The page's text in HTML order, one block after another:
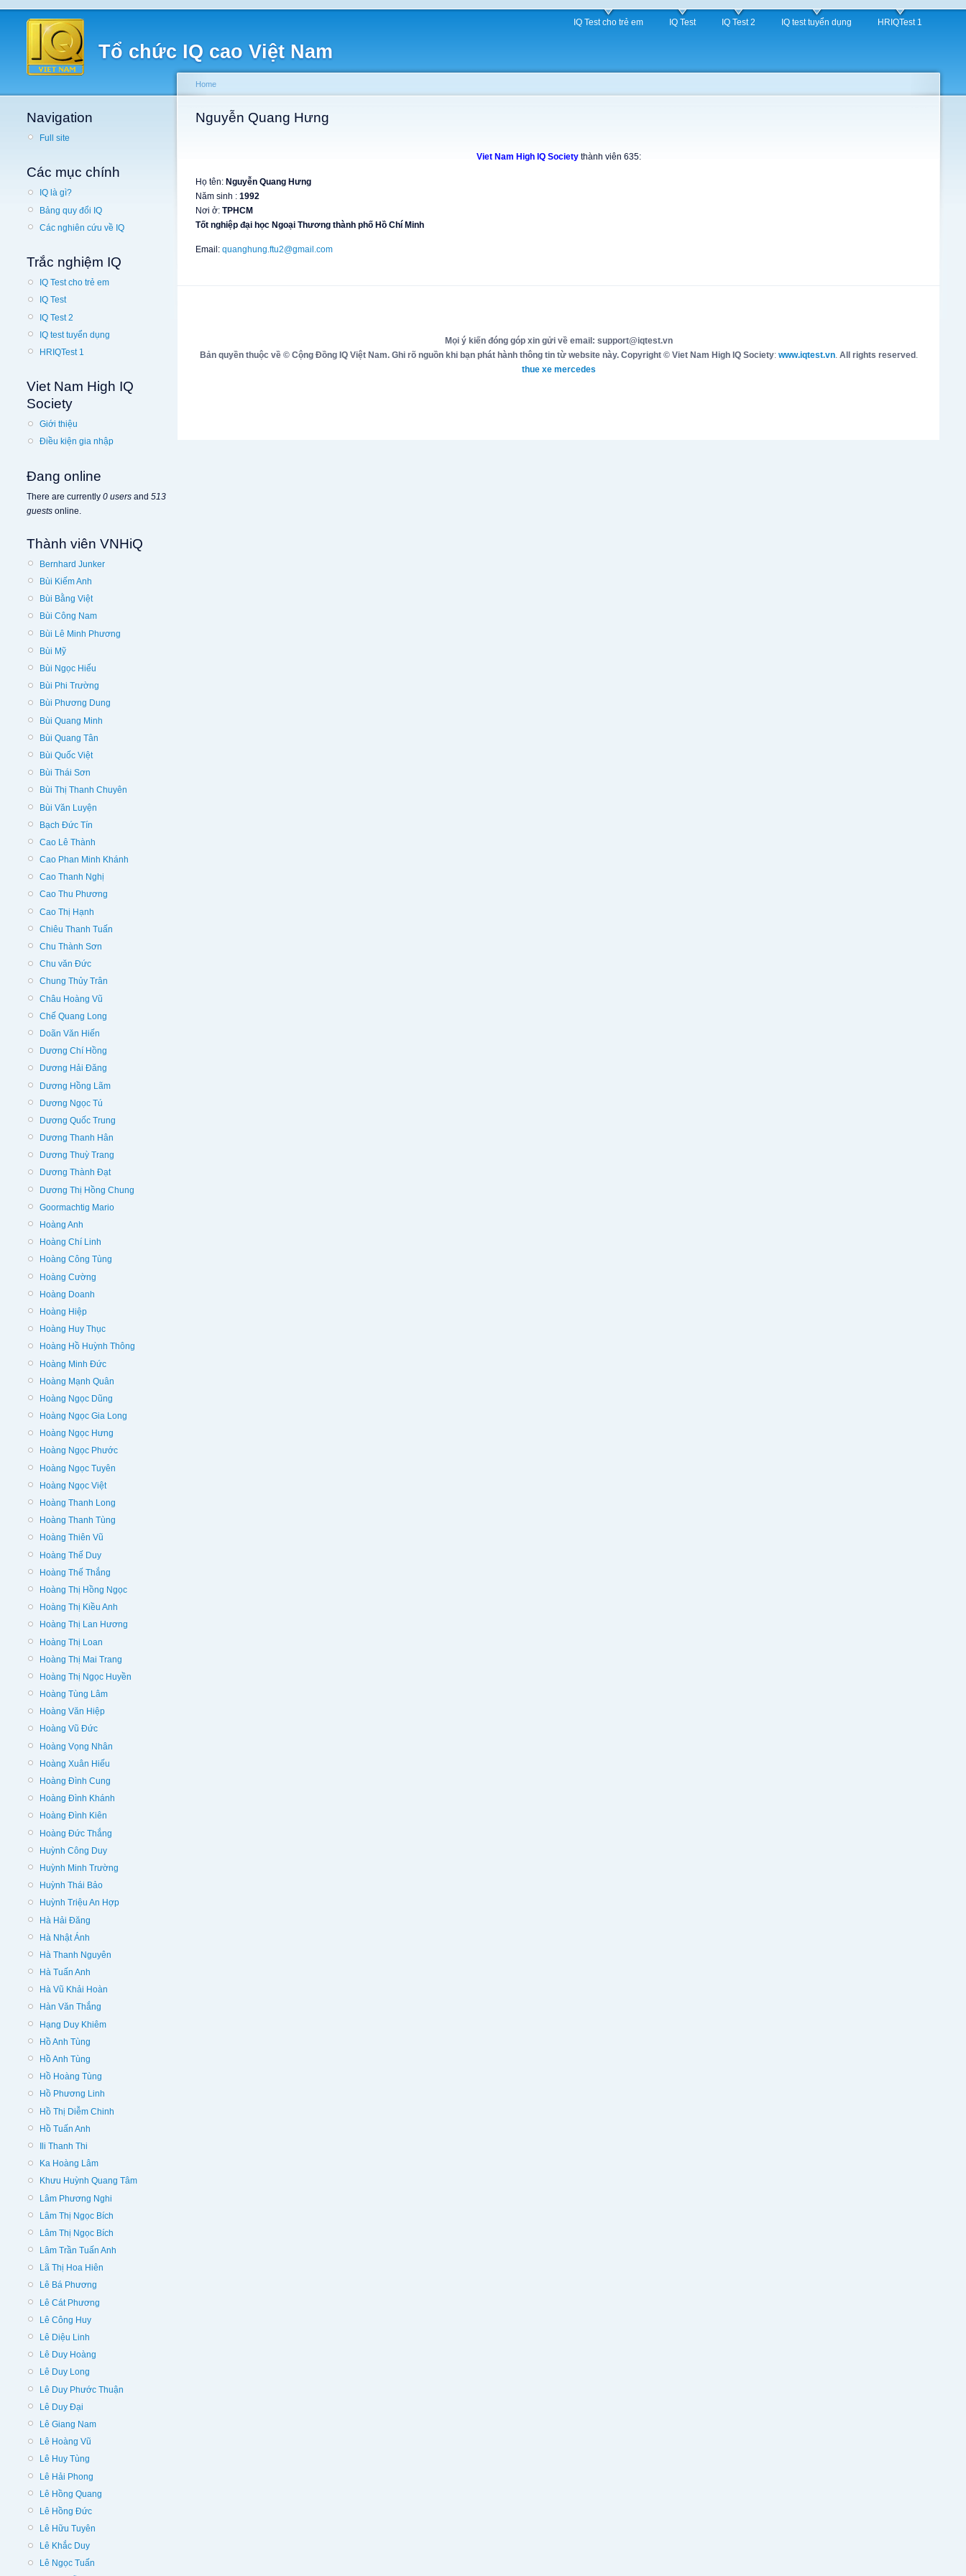
Tổ chức IQ cao Việt Nam
IQ Test cho trẻ em IQ Test IQ Test 2 IQ test tuyển dụng HRIQTest 1
Navigation
Full site
Các mục chính
IQ là gì?
Bảng quy đổi IQ
Các nghiên cứu về IQ
Trắc nghiệm IQ
IQ Test cho trẻ em
IQ Test
IQ Test 2
IQ test tuyển dụng
HRIQTest 1
Viet Nam High IQ
Society
Giới thiệu
Điều kiện gia nhập
Đang online
There are currently 0 users and 513
guests online.
Thành viên VNHiQ
Bernhard Junker
Bùi Kiếm Anh
Bùi Bằng Việt
Bùi Công Nam
Bùi Lê Minh Phương
Bùi Mỹ
Bùi Ngọc Hiếu
Bùi Phi Trường
Bùi Phương Dung
Bùi Quang Minh
Bùi Quang Tân
Bùi Quốc Việt
Bùi Thái Sơn
Bùi Thị Thanh Chuyên
Bùi Văn Luyện
Bạch Đức Tín
Cao Lê Thành
Cao Phan Minh Khánh
Cao Thanh Nghị
Cao Thu Phương
Cao Thị Hạnh
Chiêu Thanh Tuấn
Chu Thành Sơn
Chu văn Đức
Chung Thủy Trân
Châu Hoàng Vũ
Chế Quang Long
Doãn Văn Hiến
Dương Chí Hồng
Dương Hải Đăng
Dương Hồng Lãm
Dương Ngọc Tú
Dương Quốc Trung
Dương Thanh Hân
Dương Thuỳ Trang
Dương Thành Đạt
Dương Thị Hồng Chung
Goormachtig Mario
Hoàng Anh
Hoàng Chí Linh
Hoàng Công Tùng
Hoàng Cường
Hoàng Doanh
Hoàng Hiệp
Hoàng Huy Thục
Hoàng Hồ Huỳnh Thông
Hoàng Minh Đức
Hoàng Mạnh Quân
Hoàng Ngọc Dũng
Hoàng Ngọc Gia Long
Hoàng Ngọc Hưng
Hoàng Ngọc Phước
Hoàng Ngọc Tuyên
Hoàng Ngọc Việt
Hoàng Thanh Long
Hoàng Thanh Tùng
Hoàng Thiên Vũ
Hoàng Thế Duy
Hoàng Thế Thắng
Hoàng Thị Hồng Ngọc
Hoàng Thị Kiều Anh
Hoàng Thị Lan Hương
Hoàng Thị Loan
Hoàng Thị Mai Trang
Hoàng Thị Ngọc Huyền
Hoàng Tùng Lâm
Hoàng Văn Hiệp
Hoàng Vũ Đức
Hoàng Vọng Nhân
Hoàng Xuân Hiếu
Hoàng Đình Cung
Hoàng Đình Khánh
Hoàng Đình Kiên
Hoàng Đức Thắng
Huỳnh Công Duy
Huỳnh Minh Trường
Huỳnh Thái Bảo
Huỳnh Triệu An Hợp
Hà Hải Đăng
Hà Nhật Ánh
Hà Thanh Nguyên
Hà Tuấn Anh
Hà Vũ Khải Hoàn
Hàn Văn Thắng
Hạng Duy Khiêm
Hồ Anh Tùng
Hồ Anh Tùng
Hồ Hoàng Tùng
Hồ Phương Linh
Hồ Thị Diễm Chinh
Hồ Tuấn Anh
Ili Thanh Thi
Ka Hoàng Lâm
Khưu Huỳnh Quang Tâm
Lâm Phương Nghi
Lâm Thị Ngọc Bích
Lâm Thị Ngọc Bích
Lâm Trần Tuấn Anh
Lã Thị Hoa Hiên
Lê Bá Phương
Lê Cát Phương
Lê Công Huy
Lê Diệu Linh
Lê Duy Hoàng
Lê Duy Long
Lê Duy Phước Thuận
Lê Duy Đại
Lê Giang Nam
Lê Hoàng Vũ
Lê Huy Tùng
Lê Hải Phong
Lê Hồng Quang
Lê Hồng Đức
Lê Hữu Tuyên
Lê Khắc Duy
Lê Ngọc Tuấn
Home
Nguyễn Quang Hưng
Viet Nam High IQ Societythành viên 635:
Họ tên: Nguyễn Quang Hưng
Năm sinh : 1992
Nơi ở: TPHCM
Tốt nghiệp đại học Ngoại Thương thành phố Hồ Chí Minh
Email: quanghung.ftu2@gmail.com
Mọi ý kiến đóng góp xin gửi về email: support@iqtest.vn
Bản quyền thuộc về © Cộng Đồng IQ Việt Nam. Ghi rõ nguồn khi bạn phát hành thông tin từ website này. Copyright © Viet Nam High IQ Society: www.iqtest.vn. All rights reserved.
thue xe mercedes